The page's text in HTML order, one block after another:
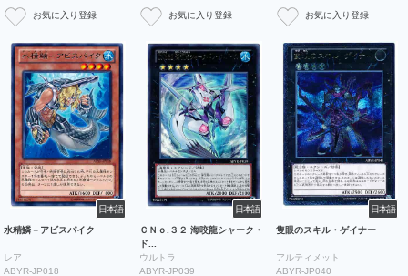
日本語
水精鱗－アビスパイク
レア
ABYR-JP018
日本語
ＣＮｏ.３２ 海咬龍シャーク・
ド...
ウルトラ
ABYR-JP039
日本語
隻眼のスキル・ゲイナー
アルティメット
ABYR-JP040